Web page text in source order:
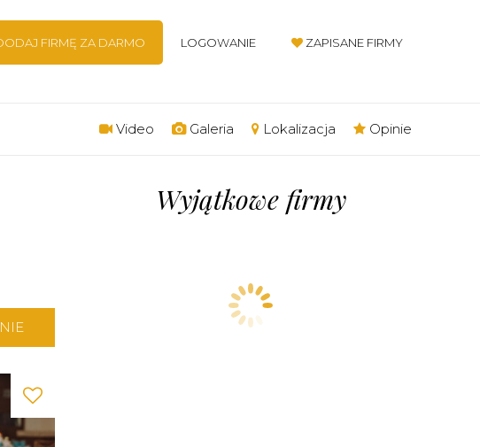
FIRMĘ ZA DARMO LOGOWANIE ZAPISANE FIRMY
Video Galeria Lokalizacja Opinie
Wyjątkowe firmy